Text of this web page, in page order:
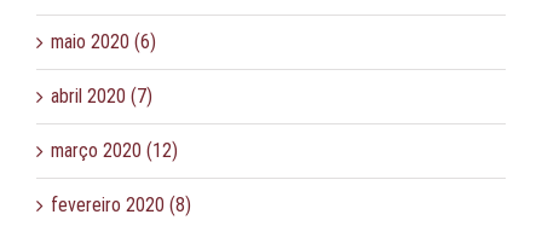
maio 2020 (6)
abril 2020 (7)
março 2020 (12)
fevereiro 2020 (8)